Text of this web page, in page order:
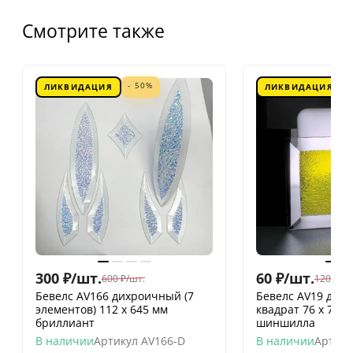
Смотрите также
ЛИКВИДАЦИЯ - 50%
300 ₽/шт.600 ₽/шт.
Бевелс AV166 дихроичный (7
элементов) 112 х 645 мм
бриллиант
В наличииАртикул AV166-D
ЛИКВИДАЦИЯ
60 ₽/шт.120
Бевелс AV19
квадрат 76 х 76
шиншилла
В наличии